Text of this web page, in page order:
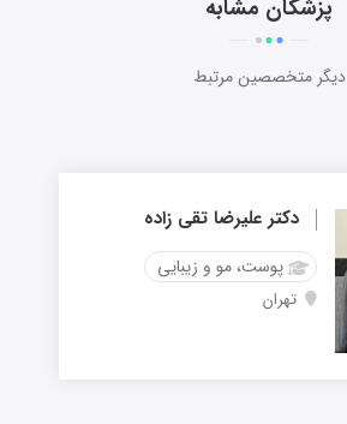
پزشکان مشابه
دیگر متخصصین مرتبط
دکتر علیرضا تقی زاده
پوست، مو و زیبایی
تهران